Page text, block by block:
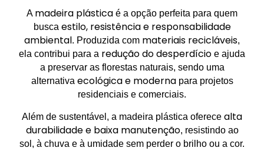
A madeira plástica é a opção perfeita para quem
busca estilo, resistência e responsabilidade
ambiental. Produzida com materiais recicláveis,
ela contribui para a redução do desperdício e ajuda
a preservar as florestas naturais, sendo uma
alternativa ecológica e modernapara projetos
residenciais e comerciais.
Além de sustentável, a madeira plástica oferece alta
durabilidade e baixa manutenção, resistindo ao
sol, à chuva e à umidade sem perder o brilho ou a cor.